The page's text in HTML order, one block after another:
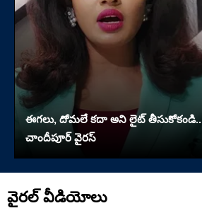
ఈగలు, దోమలే కదా అని లైట్ తీసుకోకండి..
చాందీపూర్ వైరస్
వైరల్ వీడియోలు